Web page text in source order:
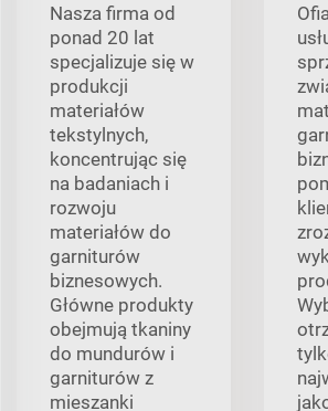
Nasza firma od
ponad 20 lat
specjalizuje się w
produkcji
materiałów
tekstylnych,
koncentrując się
na badaniach i
rozwoju
materiałów do
garniturów
biznesowych.
Główne produkty
obejmują tkaniny
do mundurów i
garniturów z
mieszanki